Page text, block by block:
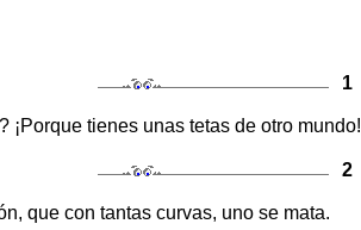
1
tienes unas tetas de otro mundo!
2
que con tantas curvas, uno se mata.